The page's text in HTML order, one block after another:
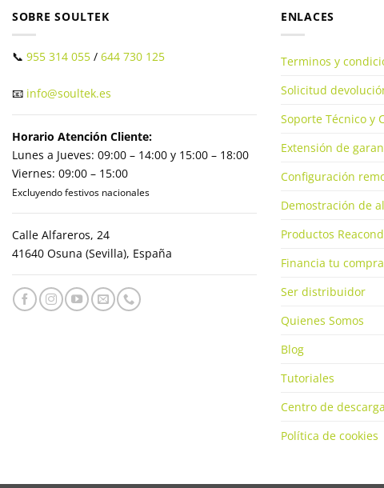
SOBRE SOULTEK
📞 955 314 055 / 644 730 125
📧 info@soultek.es
Horario Atención Cliente:
Lunes a Jueves: 09:00 – 14:00 y 15:00 – 18:00
Viernes: 09:00 – 15:00
Excluyendo festivos nacionales
Calle Alfareros, 24
41640 Osuna (Sevilla), España
ENLACES
Terminos y
Solicitud
Soporte Técnico y
Extensión de
Configuración
Demostración de
Productos
Financia tu compra
Ser distribuidor
Quienes Somos
Blog
Tutoriales
Centro de
Política de cookies